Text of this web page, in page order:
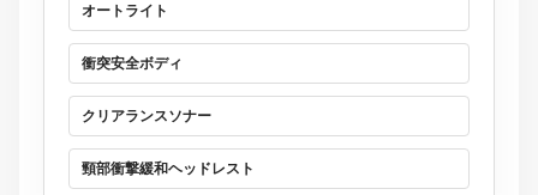
オートライト
衝突安全ボディ
クリアランスソナー
頸部衝撃緩和ヘッドレスト